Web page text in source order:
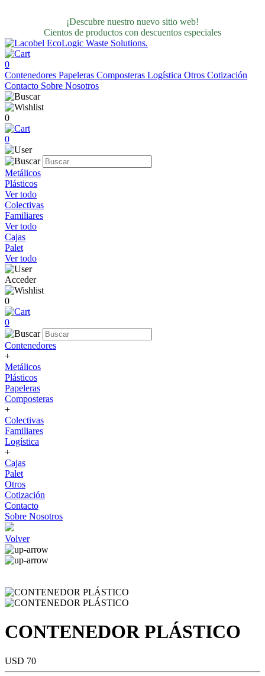
¡Descubre nuestro nuevo sitio web!
Cientos de productos con descuentos especiales
0
Contenedores Papeleras Composteras Logística Otros Cotización
Contacto Sobre Nosotros
0
0
Metálicos
Plásticos
Ver todo
Colectivas
Familiares
Ver todo
Cajas
Palet
Ver todo
Acceder
0
0
Contenedores
+
Metálicos
Plásticos
Papeleras
Composteras
+
Colectivas
Familiares
Logística
+
Cajas
Palet
Otros
Cotización
Contacto
Sobre Nosotros
Volver
CONTENEDOR PLÁSTICO
USD 70